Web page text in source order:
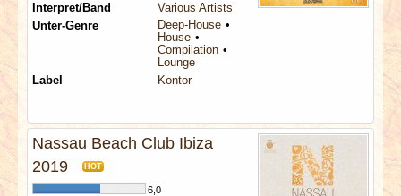
Interpret/Band
Various Artists
Unter-Genre
Deep-House
House
Compilation
Lounge
Label
Kontor
Nassau Beach Club Ibiza
2019
HOT
6,0